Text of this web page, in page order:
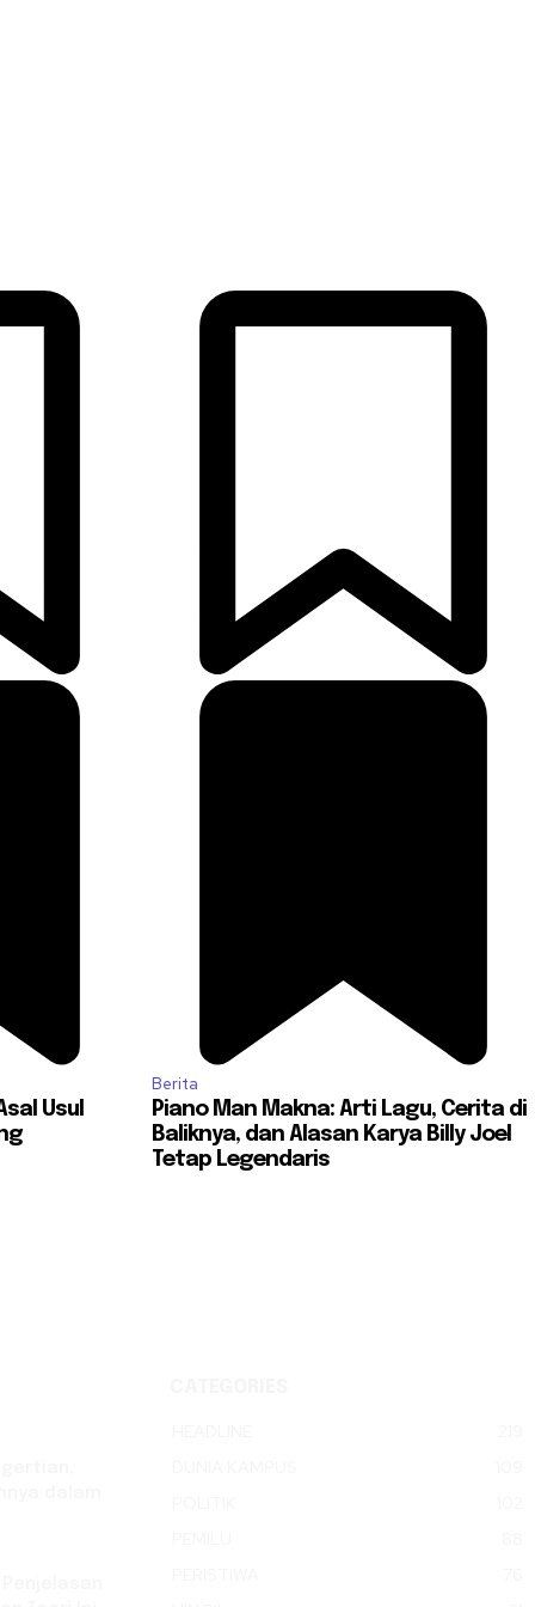
Usul
Berita
Piano Man Makna: Arti Lagu, Cerita di
Baliknya, dan Alasan Karya Billy Joel
Tetap Legendaris